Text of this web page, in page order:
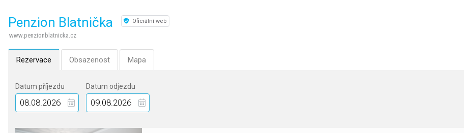
Penzion Blatnička Oficiální web
www.penzionblatnicka.cz
Rezervace Obsazenost Mapa
Datum příjezdu Datum odjezdu